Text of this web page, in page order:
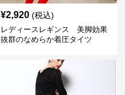
¥2,920 (税込)
レディースレギンス 美脚効果
抜群のなめらか着圧タイツ